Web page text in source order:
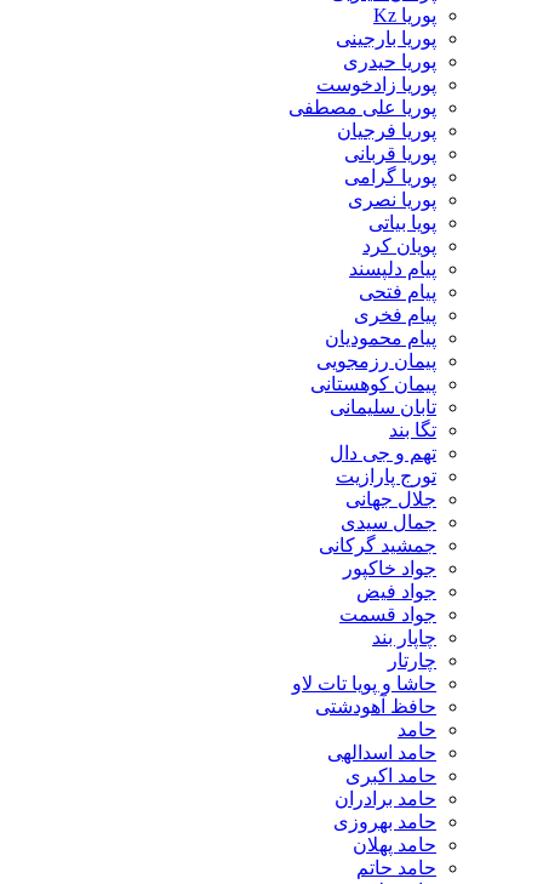
پوریا Kz
پوریا بارجینی
پوریا حیدری
پوریا زادخوست
پوریا علی مصطفی
پوریا فرجیان
پوریا قربانی
پوریا گرامی
پوریا نصری
پویا بیاتی
پویان کرد
پیام دلپسند
پیام فتحی
پیام فخری
پیام محمودیان
پیمان رزمجویی
پیمان کوهستانی
تابان سلیمانی
تگا بند
تهم و جی دال
تورج پارازیت
جلال جهانی
جمال سیدی
جمشید گرکانی
جواد خاکپور
جواد فیض
جواد قسمت
چاپار بند
چارتار
حاشا و پویا تات لاو
حافظ آهودشتی
حامد
حامد اسدالهی
حامد اکبری
حامد برادران
حامد بهروزی
حامد پهلان
حامد حاتم